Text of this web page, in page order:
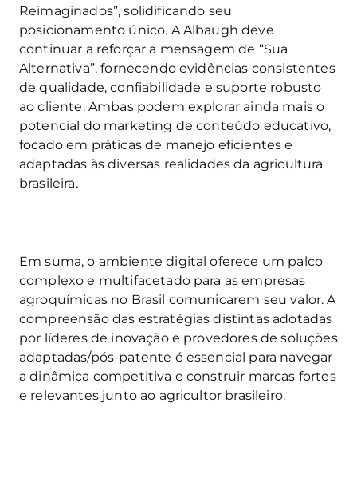
Reimaginados”, solidificando seu
posicionamento único. A Albaugh deve
continuar a reforçar a mensagem de “Sua
Alternativa”, fornecendo evidências consistentes
de qualidade, confiabilidade e suporte robusto
ao cliente. Ambas podem explorar ainda mais o
potencial do marketing de conteúdo educativo,
focado em práticas de manejo eficientes e
adaptadas às diversas realidades da agricultura
brasileira.
Em suma, o ambiente digital oferece um palco
complexo e multifacetado para as empresas
agroquímicas no Brasil comunicarem seu valor. A
compreensão das estratégias distintas adotadas
por líderes de inovação e provedores de soluções
adaptadas/pós-patente é essencial para navegar
a dinâmica competitiva e construir marcas fortes
e relevantes junto ao agricultor brasileiro.